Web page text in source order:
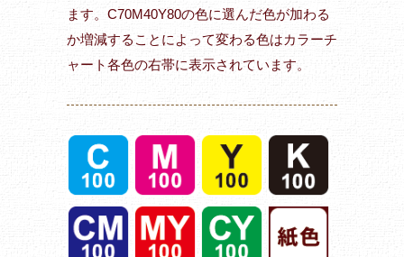
ます。C70M40Y80の色に選んだ色が加わる
か増減することによって変わる色はカラーチ
ャート各色の右帯に表示されています。